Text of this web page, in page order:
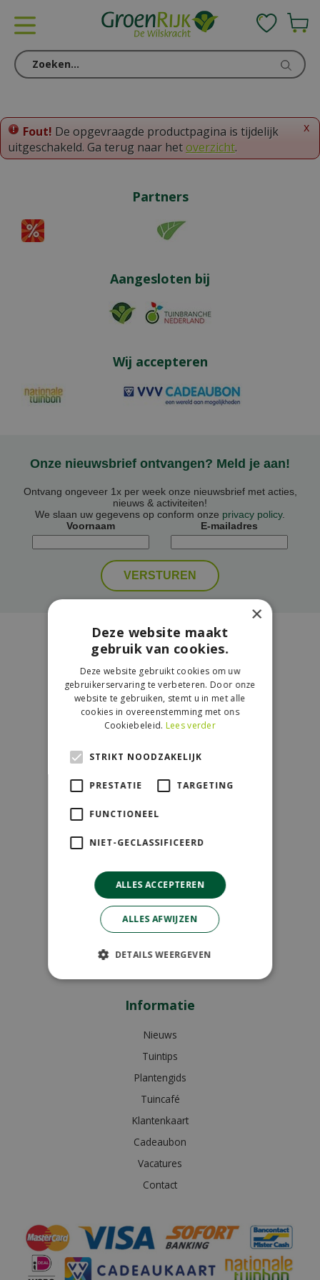
o
e
x
Fout! De opgevraagde productpagina is tijdelijk
uitgeschakeld. Ga terug naar hetoverzicht.
Partners
Aangesloten bij
Wij accepteren
Onze nieuwsbrief ontvangen? Meld je aan!
Ontvang ongeveer 1x per week onze nieuwsbrief met acties,
nieuws & activiteiten!
We slaan uw gegevens op conform onze privacy policy.
Voornaam
E-mailadres
Contact
GroenRijk de Wilskracht
Donau 119
2491 BB Den Haag
info@dewilskracht.groenrijk.nl
Woensdag
09:00 - 18:00
Donderdag
09:00 - 18:00
Vrijdag
09:00 - 18:00
Zaterdag
09:00 - 17:00
Zondag
11:00 - 17:00
Bekijk extra openingstijden
Informatie
Nieuws
Tuintips
Plantengids
Tuincafé
Klantenkaart
Cadeaubon
Vacatures
Contact
×
Deze website maakt
gebruik van cookies.
Deze website gebruikt cookies om uw
gebruikerservaring te verbeteren. Door onze
website te gebruiken, stemt u in met alle
cookies in overeenstemming met ons
Cookiebeleid. Lees verder
STRIKT NOODZAKELIJK
PRESTATIE TARGETING
FUNCTIONEEL
NIET-GECLASSIFICEERD
ALLES ACCEPTEREN
ALLES AFWIJZEN
DETAILS WEERGEVEN